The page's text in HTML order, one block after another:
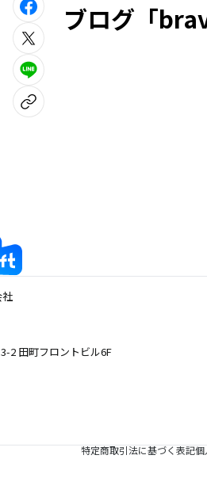
ブログ「
2 田町フロントビル6F
特定商取引法に基づく表記個